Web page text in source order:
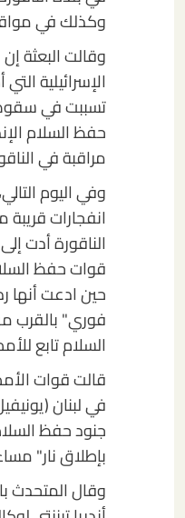
وكذلك في
وقالت البعثة إن
الإسرائيلية
تسببت في
حفظ السلام
مراقبة في
وفي اليوم
انفجارات
الناقورة أدت
قوات حفظ
حين ادعت أنها
فوري"
السلام تابع
قالت قوات
في لبنان
جنود حفظ
بإطلاق نار"
وقال المتحدث